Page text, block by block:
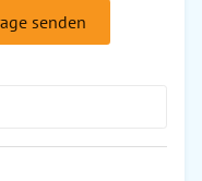
senden